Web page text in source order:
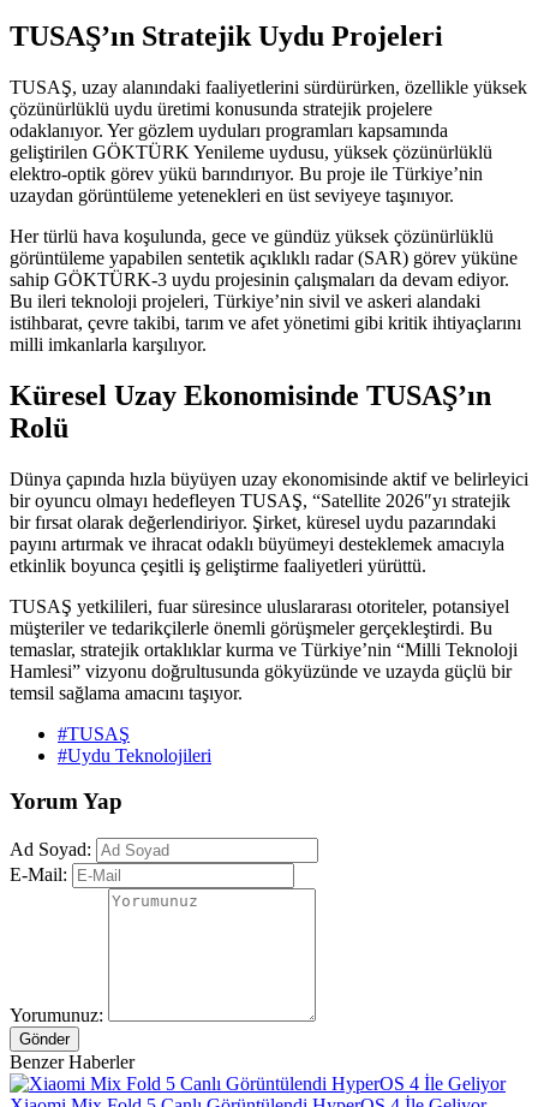
TUSAŞ’ın Stratejik Uydu Projeleri
TUSAŞ, uzay alanındaki faaliyetlerini sürdürürken, özellikle yüksek
çözünürlüklü uydu üretimi konusunda stratejik projelere
odaklanıyor. Yer gözlem uyduları programları kapsamında
geliştirilen GÖKTÜRK Yenileme uydusu, yüksek çözünürlüklü
elektro-optik görev yükü barındırıyor. Bu proje ile Türkiye’nin
uzaydan görüntüleme yetenekleri en üst seviyeye taşınıyor.
Her türlü hava koşulunda, gece ve gündüz yüksek çözünürlüklü
görüntüleme yapabilen sentetik açıklıklı radar (SAR) görev yüküne
sahip GÖKTÜRK-3 uydu projesinin çalışmaları da devam ediyor.
Bu ileri teknoloji projeleri, Türkiye’nin sivil ve askeri alandaki
istihbarat, çevre takibi, tarım ve afet yönetimi gibi kritik ihtiyaçlarını
milli imkanlarla karşılıyor.
Küresel Uzay Ekonomisinde TUSAŞ’ın
Rolü
Dünya çapında hızla büyüyen uzay ekonomisinde aktif ve belirleyici
bir oyuncu olmayı hedefleyen TUSAŞ, “Satellite 2026″yı stratejik
bir fırsat olarak değerlendiriyor. Şirket, küresel uydu pazarındaki
payını artırmak ve ihracat odaklı büyümeyi desteklemek amacıyla
etkinlik boyunca çeşitli iş geliştirme faaliyetleri yürüttü.
TUSAŞ yetkilileri, fuar süresince uluslararası otoriteler, potansiyel
müşteriler ve tedarikçilerle önemli görüşmeler gerçekleştirdi. Bu
temaslar, stratejik ortaklıklar kurma ve Türkiye’nin “Milli Teknoloji
Hamlesi” vizyonu doğrultusunda gökyüzünde ve uzayda güçlü bir
temsil sağlama amacını taşıyor.
#TUSAŞ
#Uydu Teknolojileri
Yorum Yap
Ad Soyad:
E-Mail:
Yorumunuz:
Gönder
Benzer Haberler